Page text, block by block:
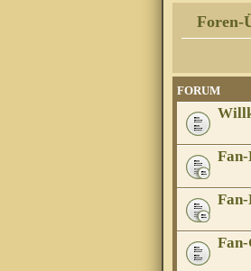
Foren-
FORUM
Fan-